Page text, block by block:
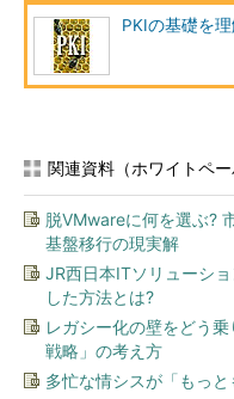
らに、AさんがBさん以外
と思った場合には、Cさん
れの相手とそれを共有しな
り、Aさんは暗号文のやり
上記のような欠点があっ
を十分に活用することが非
これに対して公開鍵暗号
を使用する（ 図2 ）。あら
生成し、それを使用するの
使って暗号化したものはそ
用しなければ復号できない
「秘密鍵」と「公開鍵」と
PKIの基礎を理
関連資料（ホワイトペー
脱VMwareに何を選ぶ?
基盤移行の現実解
JR西日本ITソリューシ
した方法とは?
レガシー化の壁をどう
戦略」の考え方
多忙な情シスが「もっ